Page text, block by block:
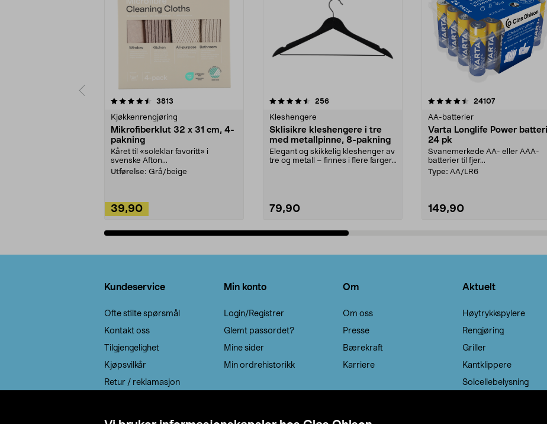
3813
Kjøkkenrengjøring
Mikrofiberklut 32 x 31 cm, 4-
pakning
Kåret til «soleklar favoritt» i
svenske Afton...
Utførelse: Grå/beige
39,90
4.5av 5 stjerner 256anmeldelser
Kleshengere
Sklisikre kleshengere i tre
med metallpinne, 8-pakning
Elegant og skikkelig kleshenger av
tre og metall – finnes i flere farger.
79,90
4.5av 5 stjerner 24107anmeldelser
AA-batterier
Varta Longlife Power batteri
24 pk
Svanemerkede AA- eller AAA-
batterier til fjer...
Type: AA/LR6
149,90
4.5av 5 stjerner
Kundeservice
Ofte stilte spørsmål
Kontakt oss
Tilgjengelighet
Kjøpsvilkår
Retur / reklamasjon
Min konto
Login/Registrer
Glemt passordet?
Mine sider
Min ordrehistorikk
Om
Om oss
Presse
Bærekraft
Karriere
Aktuelt
Høytrykkspylere
Rengjøring
Griller
Kantklippere
Solcellebelysning